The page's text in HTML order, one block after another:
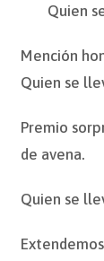
Quien
Mención
Quien se
Premio
de avena.
Quien se